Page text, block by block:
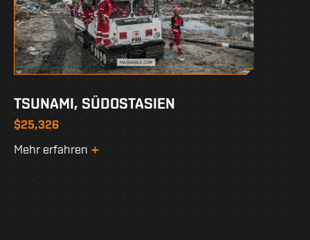
TSUNAMI, SÜDOSTASIEN
$25,326
Mehr erfahren